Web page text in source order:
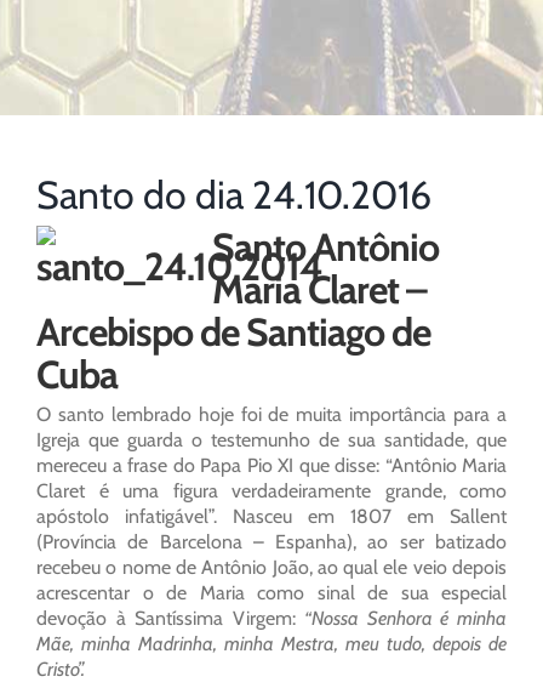
Santo do dia 24.10.2016
Santo Antônio
Maria Claret –
Arcebispo de Santiago de
Cuba
O santo lembrado hoje foi de muita importância para a
Igreja que guarda o testemunho de sua santidade, que
mereceu a frase do Papa Pio XI que disse: “Antônio Maria
Claret é uma figura verdadeiramente grande, como
apóstolo infatigável”. Nasceu em 1807 em Sallent
(Província de Barcelona – Espanha), ao ser batizado
recebeu o nome de Antônio João, ao qual ele veio depois
acrescentar o de Maria como sinal de sua especial
devoção à Santíssima Virgem: “Nossa Senhora é minha
Mãe, minha Madrinha, minha Mestra, meu tudo, depois de
Cristo”.